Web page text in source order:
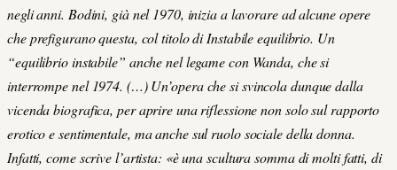
negli anni. Bodini, già nel 1970, inizia a lavorare ad alcune opere
che prefigurano questa, col titolo di Instabile equilibrio. Un
“equilibrio instabile” anche nel legame con Wanda, che si
interrompe nel 1974. (…) Un’opera che si svincola dunque dalla
vicenda biografica, per aprire una riflessione non solo sul rapporto
erotico e sentimentale, ma anche sul ruolo sociale della donna.
Infatti, come scrive l’artista: «è una scultura somma di molti fatti, di